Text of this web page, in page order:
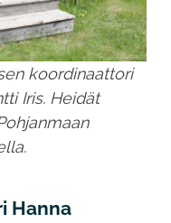
koordinaattori
Iris. Heidät
Hanna